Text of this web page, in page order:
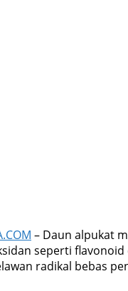
– Daun alpukat
seperti flavonoid
radikal bebas